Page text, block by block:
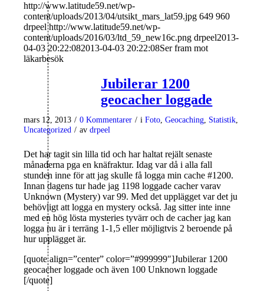
http://www.latitude59.net/wp-
content/uploads/2013/04/utsikt_mars_lat59.jpg 649 960
drpeel http://www.latitude59.net/wp-
content/uploads/2016/03/ltd_59_new16c.png drpeel2013-
04-03 20:22:082013-04-03 20:22:08Ser fram mot
läkarbesök
Jubilerar 1200
geocacher loggade
mars 12, 2013 / 0 Kommentarer / iFoto ,Geocaching Statistik
Uncategorized / avdrpeel
Det har tagit sin lilla tid och har haltat rejält senaste
månaderna pga en knäfraktur. Idag var då i alla fall
stunden inne för att jag skulle få logga min cache #1200.
Innan dagens tur hade jag 1198 loggade cacher varav
Unknown (Mystery) var 99. Med det upplägget var det ju
behövligt att logga en mystery också. Jag sitter inte inne
med en hög lösta mysteries tyvärr och de cacher jag kan
logga nu är i terräng 1-1,5 eller möjligtvis 2 beroende på
hur upplägget är.
[quote align=”center” color=”#999999″]Jubilerar 1200
geocacher loggade och även 100 Unknown loggade
[/quote]